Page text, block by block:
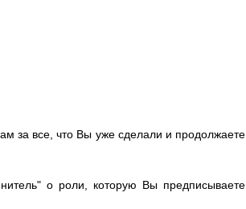
за все, что Вы уже сделали и продолжаете
о роли, которую Вы предписываете